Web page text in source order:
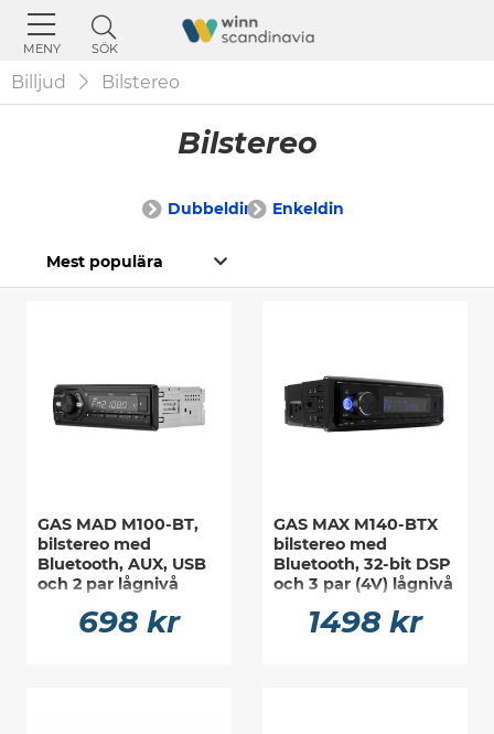
MENY SÖK
Billjud Bilstereo
Bilstereo
Dubbeldin Enkeldin
GAS MAD M100-BT,
bilstereo med
Bluetooth, AUX, USB
och 2 par lågnivå
698 kr
GAS MAX M140-BTX
bilstereo med
Bluetooth, 32-bit DSP
och 3 par (4V) lågnivå
1498 kr